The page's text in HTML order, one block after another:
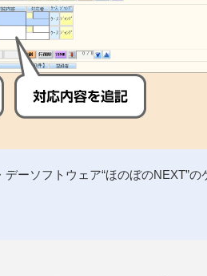
ーソフトウェア“ほのぼのNEXT”の